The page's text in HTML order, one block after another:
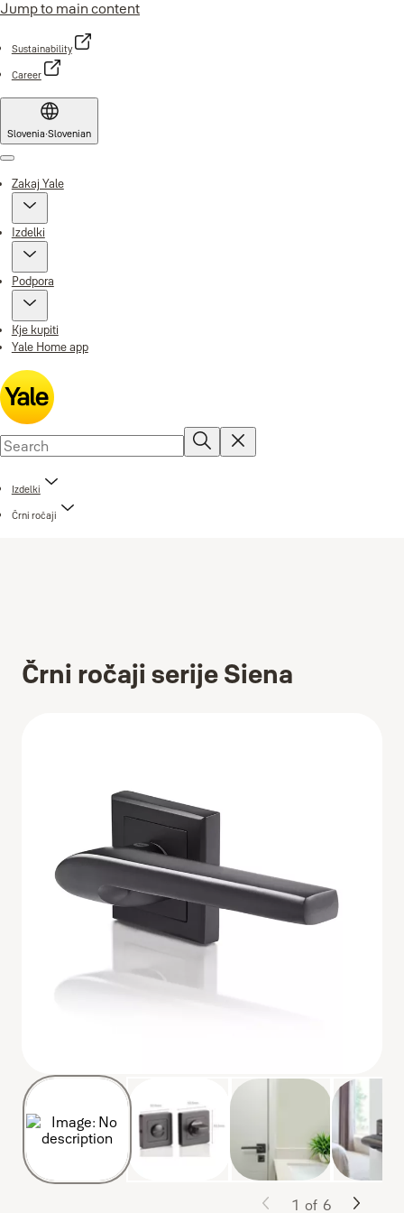
Jump to main content
Sustainability
Career
Slovenia·Slovenian
Menu
Zakaj Yale
Izdelki
Podpora
Kje kupiti
Yale Home app
Izdelki
Črni ročaji
Črni ročaji serije Siena
1 of 6